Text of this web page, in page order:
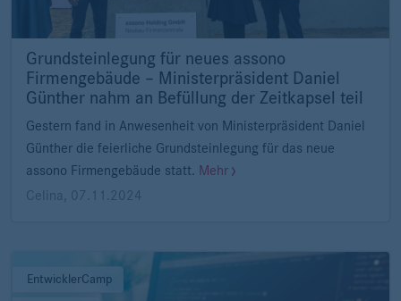
Grundsteinlegung für neues assono
Firmengebäude – Ministerpräsident Daniel
Günther nahm an Befüllung der Zeitkapsel teil
Gestern fand in Anwesenheit von Ministerpräsident Daniel
Günther die feierliche Grundsteinlegung für das neue
assono Firmengebäude statt. Mehr
Celina
07.11.2024
EntwicklerCamp